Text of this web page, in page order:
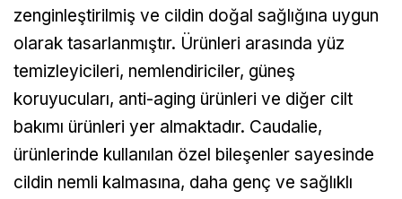
zenginleştirilmiş ve cildin doğal sağlığına uygun
olarak tasarlanmıştır. Ürünleri arasında yüz
temizleyicileri, nemlendiriciler, güneş
koruyucuları, anti-aging ürünleri ve diğer cilt
bakımı ürünleri yer almaktadır. Caudalie,
ürünlerinde kullanılan özel bileşenler sayesinde
cildin nemli kalmasına, daha genç ve sağlıklı